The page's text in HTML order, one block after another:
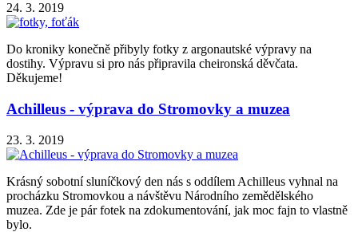
24. 3. 2019
Do kroniky konečně přibyly fotky z argonautské výpravy na
dostihy. Výpravu si pro nás připravila cheironská děvčata.
Děkujeme!
Achilleus - výprava do Stromovky a muzea
23. 3. 2019
Krásný sobotní sluníčkový den nás s oddílem Achilleus vyhnal na
procházku Stromovkou a návštěvu Národního zemědělského
muzea. Zde je pár fotek na zdokumentování, jak moc fajn to vlastně
bylo.